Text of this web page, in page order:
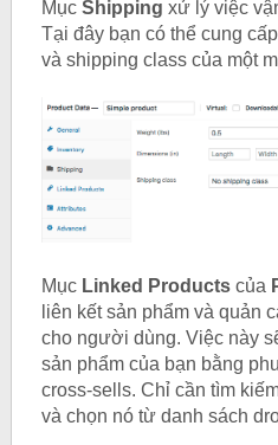
Mục Shipping xử lý việc
Tại đây bạn có thể cung
và shipping class của một
Mục Linked Productscủa
liên kết sản phẩm và quản
cho người dùng. Việc này
sản phẩm của bạn bằng
cross-sells. Chỉ cần tìm
và chọn nó từ danh sách